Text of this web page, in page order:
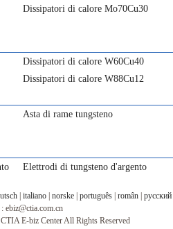
Dissipatori di calore Mo70Cu30
Dissipatori di calore W60Cu40
Dissipatori di calore W88Cu12
Asta di rame tungsteno
Elettrodi di tungsteno d'argento
| italiano| norske| português| român| русский|
ebiz@ctia.com.cn
E-biz Center All Rights Reserved